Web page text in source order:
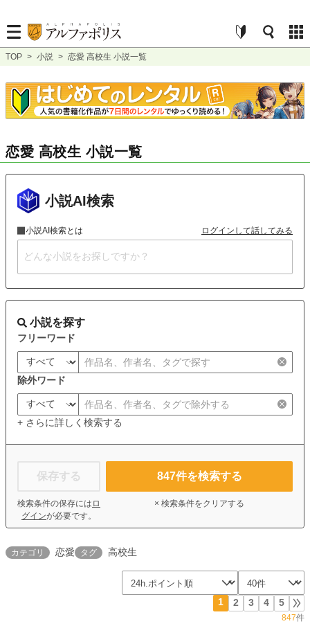
TOP > 小説 > 恋愛 高校生 小説一覧
恋愛 高校生 小説一覧
小説AI検索
小説AI検索とは ログインして話してみる
小説を探す
フリーワード
除外ワード
+ さらに詳しく検索する
保存する
検索条件の保存には ロ
グインが必要です。
847件を検索する
× 検索条件をクリアする
カテゴリ 恋愛 タグ 高校生
1 2 3 4 5
847件